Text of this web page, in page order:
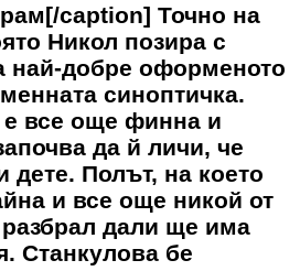
caption] Точно на
Никол позира с
най-добре оформеното
синоптичка.
е все още финна и
да й личи, че
дете. Полът, на което
и все още никой от
разбрал дали ще има
Станкулова бе